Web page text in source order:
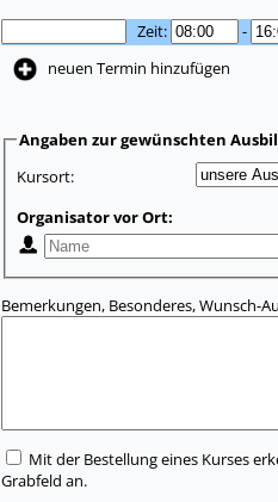
Zeit:
-
neuen Termin hinzufügen
Angaben zur gewünschten
Kursort:
Organisator vor Ort:
Bemerkungen, Besonderes, Wunsch-
Mit der Bestellung eines Kurses
Grabfeld an.